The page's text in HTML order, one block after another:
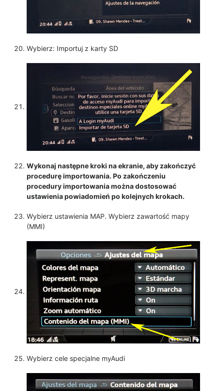
Wybierz: Importuj z karty SD
Wykonaj następne kroki na ekranie, aby zakończyć
procedurę importowania. Po zakończeniu
procedury importowania można dostosować
ustawienia powiadomień po kolejnych krokach.
Wybierz ustawienia MAP. Wybierz zawartość mapy
(MMI)
Wybierz cele specjalne myAudi